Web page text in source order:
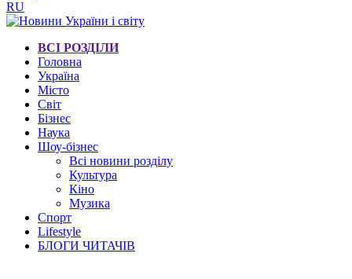
RU
ВСІ РОЗДІЛИ
Головна
Україна
Місто
Світ
Бізнес
Наука
Шоу-бізнес
Всі новини розділу
Культура
Кіно
Музика
Спорт
Lifestyle
БЛОГИ ЧИТАЧІВ